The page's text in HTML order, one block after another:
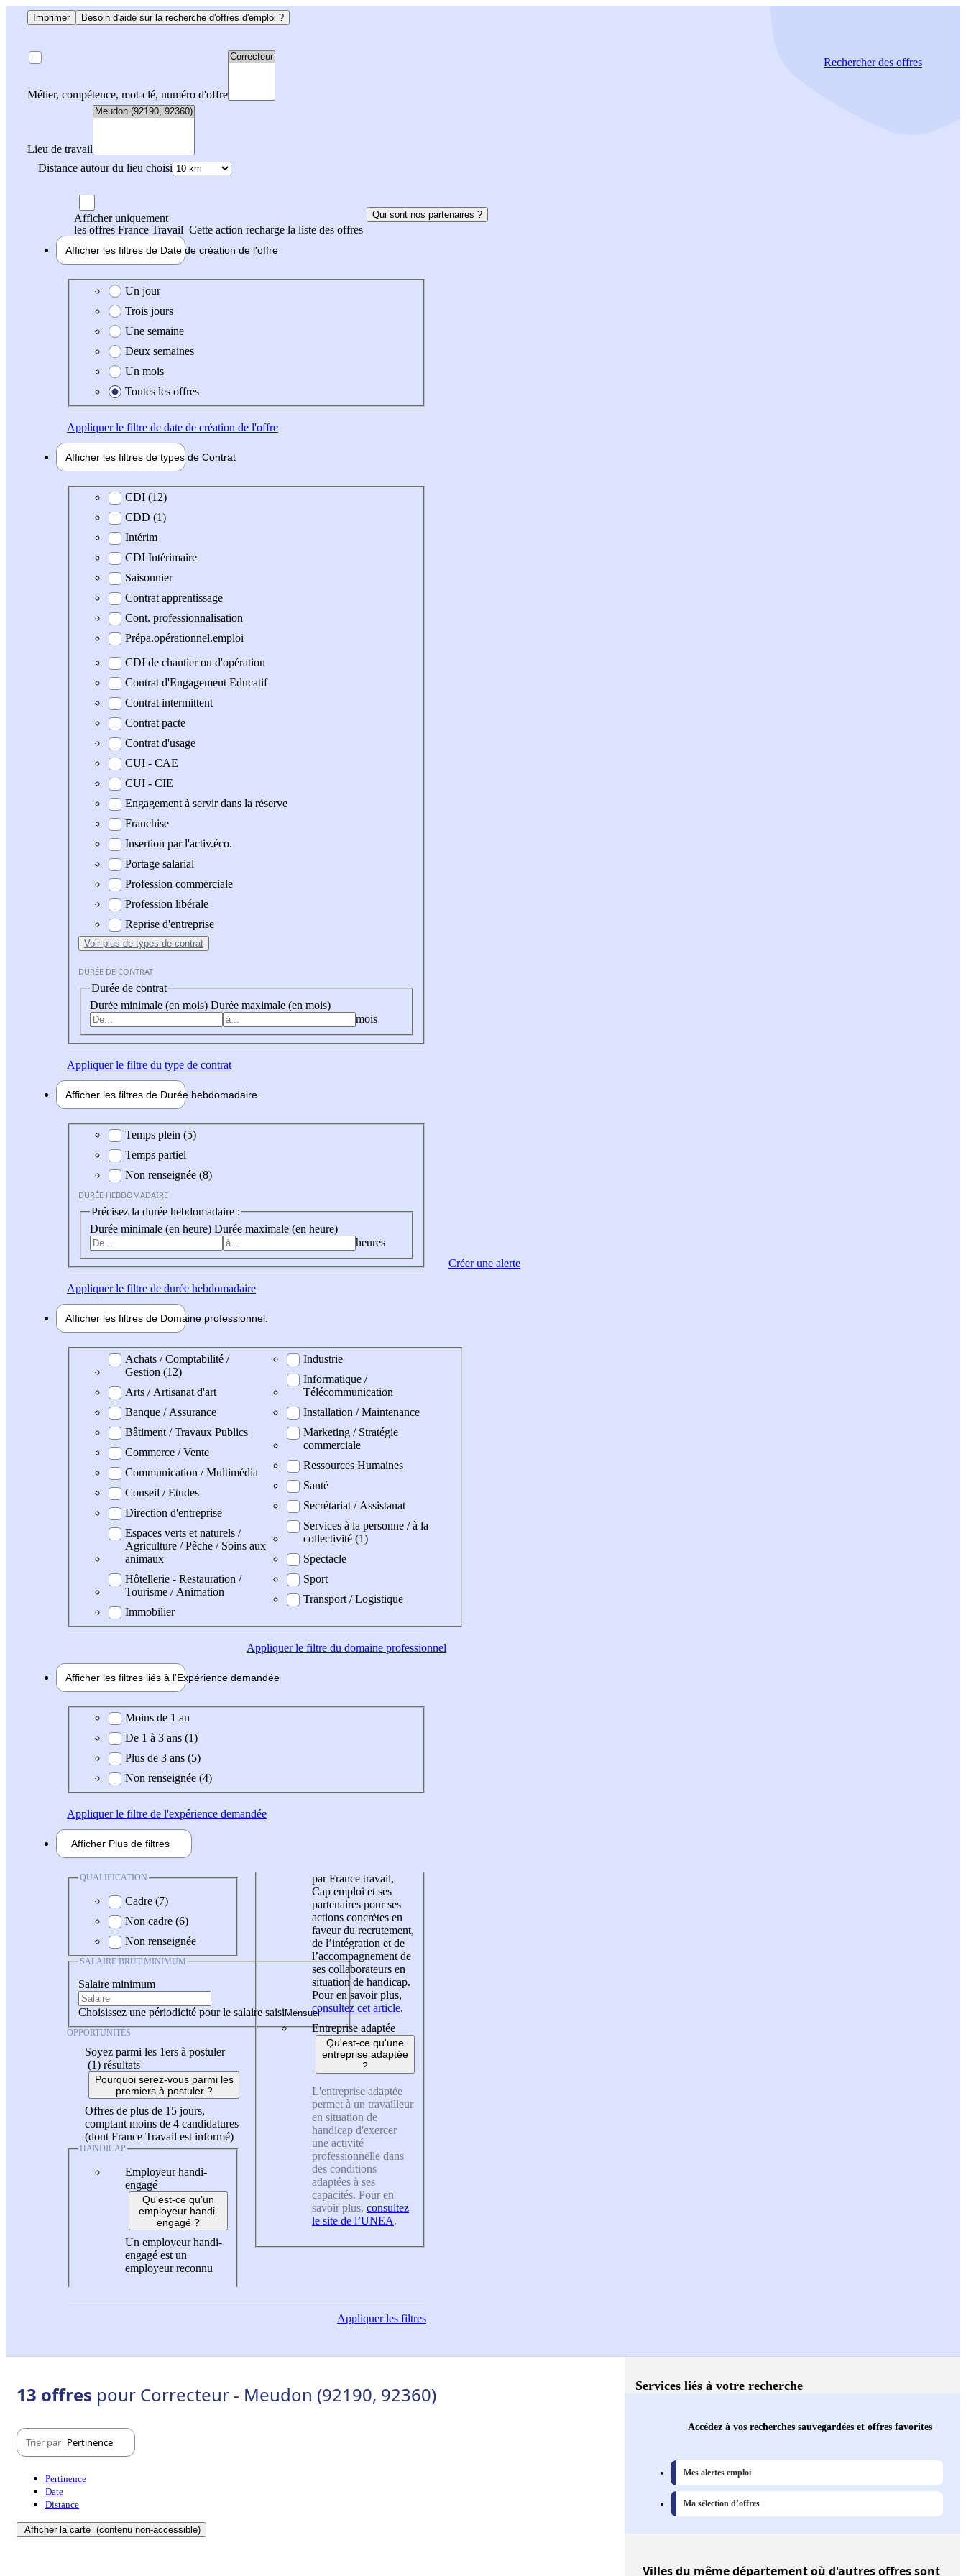
Imprimer Besoin d'aide sur la recherche d'offres d'emploi ?
Métier, compétence, mot-clé, numéro d'offre
Lieu de travail
Distance autour du lieu choisi
Rechercherdes offres
Afficher uniquement
les offres France Travail Cette action recharge la liste des offres
Qui sont nos partenaires ?
Afficher les filtres de Date de création de l'offre
Date de création de l'offre
Un jour
Trois jours
Une semaine
Deux semaines
Un mois
Toutes les offres
Appliquerle filtre de date de création de l'offre
Afficher les filtres de types de Contrat
Type de contratCDI (12)
CDD (1)
Intérim
CDI Intérimaire
Saisonnier
Contrat apprentissage
Cont. professionnalisation
Prépa.opérationnel.emploi
CDI de chantier ou d'opération
Contrat d'Engagement Educatif
Contrat intermittent
Contrat pacte
Contrat d'usage
CUI - CAE
CUI - CIE
Engagement à servir dans la réserve
Franchise
Insertion par l'activ.éco.
Portage salarial
Profession commerciale
Profession libérale
Reprise d'entreprise
Voir plus de types de contrat
DURÉE DE CONTRAT
Durée de contrat
Durée minimale (en mois) Durée maximale (en mois)
mois
Appliquerle filtre du type de contrat
Afficher les filtres de Durée hebdomadaire
Durée hebdomadaire
Temps plein (5)
Temps partiel
Non renseignée (8)
DURÉE HEBDOMADAIRE
Précisez la durée hebdomadaire :
Durée minimale (en heure) Durée maximale (en heure)
heures
Appliquerle filtre de durée hebdomadaire
Afficher les filtres de Domaine professionnel
Domaine professionel
Achats / Comptabilité /
Gestion (12)
Arts / Artisanat d'art
Banque / Assurance
Bâtiment / Travaux Publics
Commerce / Vente
Communication / Multimédia
Conseil / Etudes
Direction d'entreprise
Espaces verts et naturels /
Agriculture / Pêche / Soins aux
animaux
Hôtellerie - Restauration /
Tourisme / Animation
Immobilier
Industrie
Informatique /
Télécommunication
Installation / Maintenance
Marketing / Stratégie
commerciale
Ressources Humaines
Santé
Secrétariat / Assistanat
Services à la personne / à la
collectivité (1)
Spectacle
Sport
Transport / Logistique
Appliquerle filtre du domaine professionnel
Afficher les filtres liés à l'Expérience demandée
Expérience demandée
Moins de 1 an
De 1 à 3 ans (1)
Plus de 3 ans (5)
Non renseignée (4)
Appliquerle filtre de l'expérience demandée
Afficher Plus de filtres
QUALIFICATION
Cadre (7)
Non cadre (6)
Non renseignée
SALAIRE BRUT MINIMUM
Salaire minimum
Choisissez une périodicité pour le salaire saisi
OPPORTUNITÉS
Soyez parmi les 1ers à postuler
(1) résultats
Pourquoi serez-vous parmi les
premiers à postuler ?
Offres de plus de 15 jours,
comptant moins de 4 candidatures
(dont France Travail est informé)
HANDICAP
Employeur handi-
engagé
Qu'est-ce qu'un
employeur handi-
engagé ?
Un employeur handi-
engagé est un
employeur reconnu
par France travail,
Cap emploi et ses
partenaires pour ses
actions concrètes en
faveur du recrutement,
de l’intégration et de
l’accompagnement de
ses collaborateurs en
situation de handicap.
Pour en savoir plus,
consultez cet article.
Entreprise adaptée
Qu'est-ce qu'une
entreprise adaptée
?
L'entreprise adaptée
permet à un travailleur
en situation de
handicap d'exercer
une activité
professionnelle dans
des conditions
adaptées à ses
capacités. Pour en
savoir plus, consultez
le site de l’UNEA.
Appliquerles filtres
Créer une alerte
13 offres pour Correcteur - Meudon (92190, 92360)
Trier par Pertinence
Pertinence
Date
Distance
Afficher la carte (contenu non-accessible)
Services liés à votre recherche
Accédez à vos recherches sauvegardées et offres favorites
Mes alertes emploi
Ma sélection d’offres
Villesdu même département où d'autres offres sont